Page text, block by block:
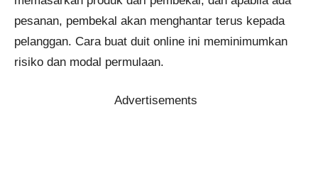
pesanan, pembekal akan menghantar terus kepada
pelanggan. Cara buat duit online ini meminimumkan
risiko dan modal permulaan.
Advertisements